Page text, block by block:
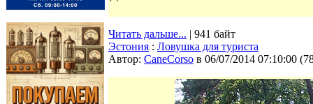
Читать дальше... | 941 байт
Эстония : Ловушка для туриста
Автор: CaneCorso в 06/07/2014 07:10:00 (